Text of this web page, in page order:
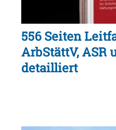
556 Seiten
ArbStättV, ASR
detailliert